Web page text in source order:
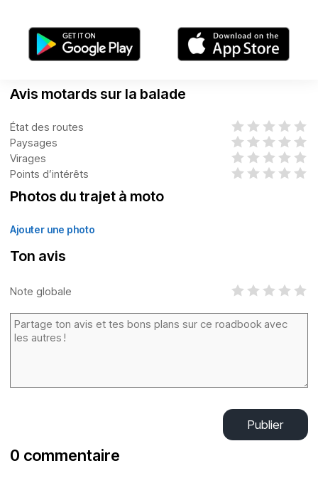
Avis motards sur la balade
État des routes
Paysages
Virages
Points d’intérêts
Photos du trajet à moto
Ajouter une photo
Ton avis
Note globale
Publier
0 commentaire